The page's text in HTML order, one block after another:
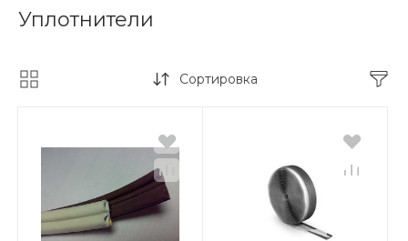
Уплотнители
Сортировка